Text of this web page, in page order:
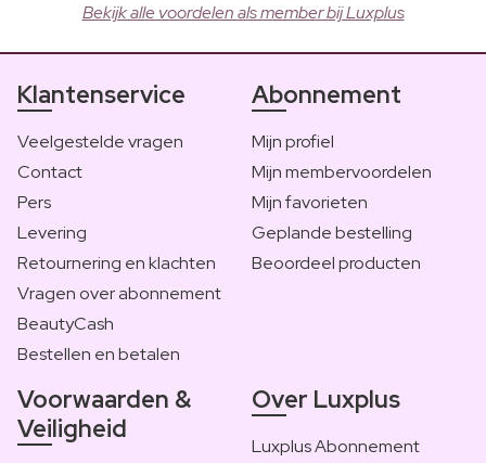
Bekijk alle voordelen als member bij Luxplus
Klantenservice
Veelgestelde vragen
Contact
Pers
Levering
Retournering en klachten
Vragen over abonnement
BeautyCash
Bestellen en betalen
Abonnement
Mijn profiel
Mijn membervoordelen
Mijn favorieten
Geplande bestelling
Beoordeel producten
Voorwaarden &
Veiligheid
Over Luxplus
Luxplus Abonnement